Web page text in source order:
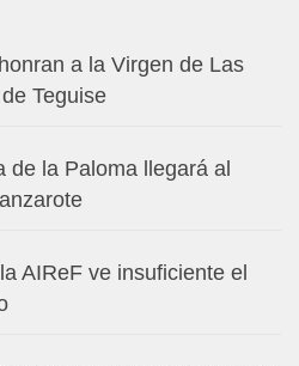
a la Virgen de Las
Teguise
de la Paloma llegará al
AIReF ve insuficiente el